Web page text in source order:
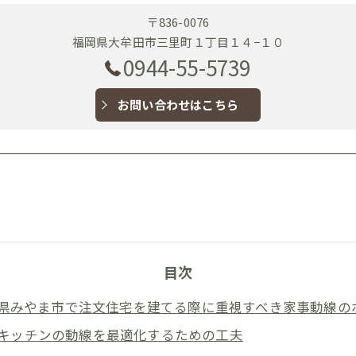
〒836-0076
福岡県大牟田市三里町１丁目１４−１０
0944-55-5739
お問い合わせはこちら
目次
みやま市で注文住宅を建てる際に重視すべき家事動線の
ッチンの動線を最適化するための工夫